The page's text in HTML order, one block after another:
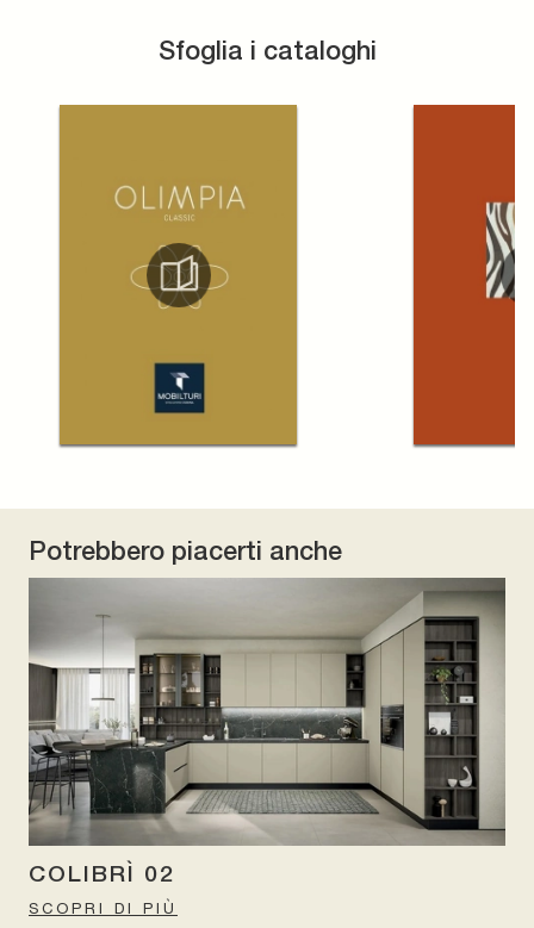
Sfoglia i cataloghi
Potrebbero piacerti anche
COLIBRÌ 02
SCOPRI DI PIÙ